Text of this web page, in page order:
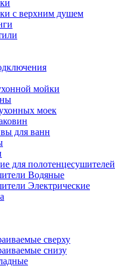
с верхним душем
мойки
моек
для ванн
для полотенцесушителей
Водяные
Электрические
сверху
снизу